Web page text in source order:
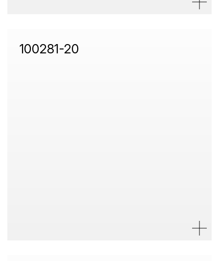
100281-20